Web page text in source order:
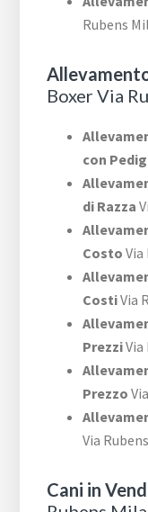
Rubens
Boxer Via
con
di Razza
Costo Via
CostiVia
PrezziVia
Prezzo
Via
Cani in